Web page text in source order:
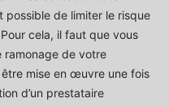
possible de limiter le risque
cela, il faut que vous
ramonage de votre
mise en œuvre une fois
d’un prestataire